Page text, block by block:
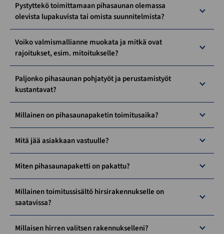
Pystyttekö toimittamaan pihasaunan olemassa
olevista lupakuvista tai omista suunnitelmista?
Voiko valmismallianne muokata ja mitkä ovat
rajoitukset, esim. mitoitukselle?
Paljonko pihasaunan pohjatyöt ja perustamistyöt
kustantavat?
Millainen on pihasaunapaketin toimitusaika?
Mitä jää asiakkaan vastuulle?
Miten pihasaunapaketti on pakattu?
Millainen toimitussisältö hirsirakennukselle on
saatavissa?
Millaisen hirren valitsen rakennukselleni?